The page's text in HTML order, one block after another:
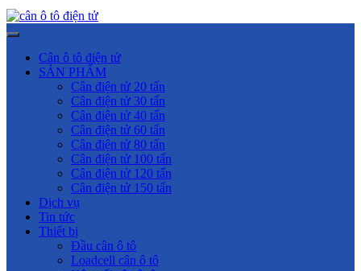
Cân ô tô điện tử
SẢN PHẨM
Cân điện tử 20 tấn
Cân điện tử 30 tấn
Cân điện tử 40 tấn
Cân điện tử 60 tấn
Cân điện tử 80 tấn
Cân điện tử 100 tấn
Cân điện tử 120 tấn
Cân điện tử 150 tấn
Dịch vụ
Tin tức
Thiết bị
Đầu cân ô tô
Loadcell cân ô tô